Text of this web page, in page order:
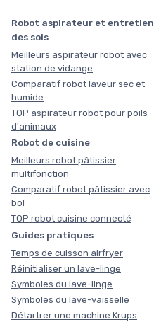
Robot aspirateur et entretien
des sols
Meilleurs aspirateur robot avec
station de vidange
Comparatif robot laveur sec et
humide
TOP aspirateur robot pour poils
d'animaux
Robot de cuisine
Meilleurs robot pâtissier
multifonction
Comparatif robot pâtissier avec
bol
TOP robot cuisine connecté
Guides pratiques
Temps de cuisson airfryer
Réinitialiser un lave-linge
Symboles du lave-linge
Symboles du lave-vaisselle
Détartrer une machine Krups